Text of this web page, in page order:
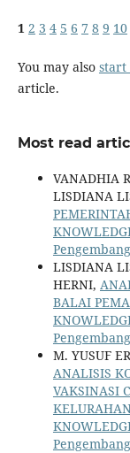
1 2 3 4 5 6 7 8 9 10
You may also start
article.
Most read
VANADHIA
LISDIANA
LISDIANA
HERNI,
BALAI
M. YUSUF
ANALISIS
VAKSINASI